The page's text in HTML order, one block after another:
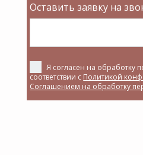
Оставить заявку на
Я согласен на обработку
соответствии с Политикой
Соглашением на обработку